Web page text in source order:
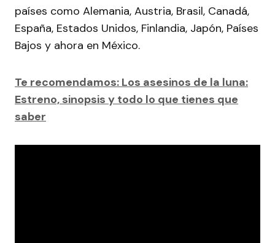
países como Alemania, Austria, Brasil, Canadá,
España, Estados Unidos, Finlandia, Japón, Países
Bajos y ahora en México.
Te recomendamos: Los asesinos de la luna:
Estreno, sinopsis y todo lo que tienes que
saber